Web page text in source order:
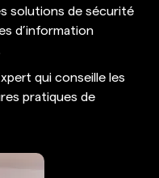
solutions de sécurité
d’information
qui conseille les
pratiques de